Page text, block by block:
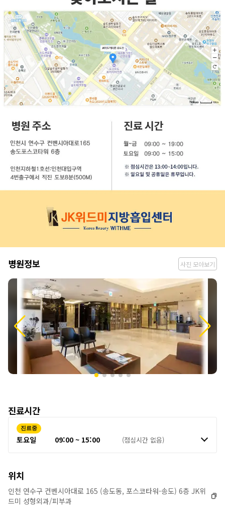
병
원
정
병원정보 사진 모아보기
진료시간
진료중
토요일 09:00 ~ 15:00 (점심시간 없음)
위치
인천 연수구 컨벤시아대로 165 (송도동, 포스코타워-송도) 6층 JK위
드미 성형외과/피부과